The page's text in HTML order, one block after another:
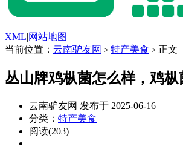
XML|网站地图
当前位置： 云南驴友网 > 特产美食 > 正文
丛山牌鸡枞菌怎么样，鸡
云南驴友网 发布于 2025-06-16
分类： 特产美食
阅读(203)